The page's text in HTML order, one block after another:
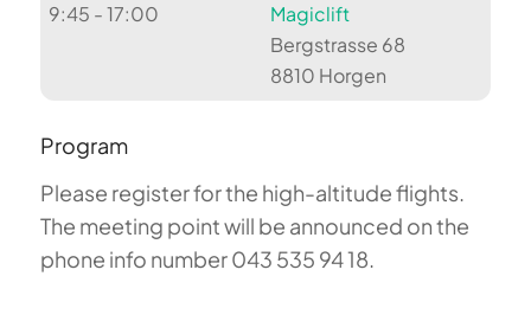
9:45 - 17:00
Magiclift
Bergstrasse 68
8810 Horgen
Program
Please register for the high-altitude flights.
The meeting point will be announced on the
phone info number 043 535 94 18.